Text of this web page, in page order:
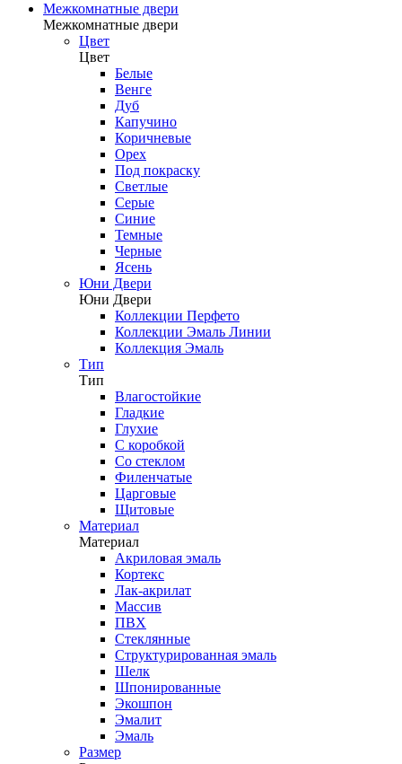
Межкомнатные двери
Межкомнатные двери
Цвет
Цвет
Белые
Венге
Дуб
Капучино
Коричневые
Орех
Под покраску
Светлые
Серые
Синие
Темные
Черные
Ясень
Юни Двери
Юни Двери
Коллекции Перфето
Коллекции Эмаль Линии
Коллекция Эмаль
Тип
Тип
Влагостойкие
Гладкие
Глухие
С коробкой
Со стеклом
Филенчатые
Царговые
Щитовые
Материал
Материал
Акриловая эмаль
Кортекс
Лак-акрилат
Массив
ПВХ
Стеклянные
Структурированная эмаль
Шелк
Шпонированные
Экошпон
Эмалит
Эмаль
Размер